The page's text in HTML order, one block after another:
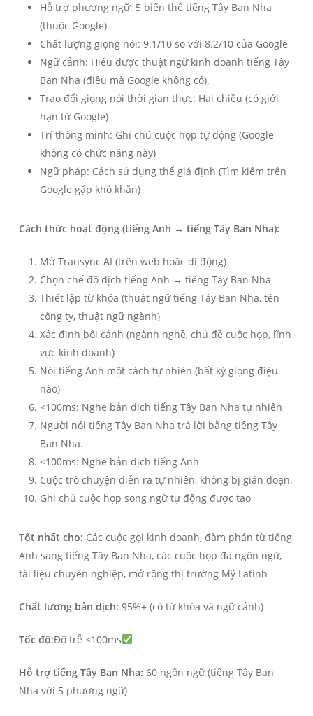
Hỗ trợ phương ngữ: 5 biến thể tiếng Tây Ban Nha
(thuộc Google)
Chất lượng giọng nói: 9.1/10 so với 8.2/10 của Google
Ngữ cảnh: Hiểu được thuật ngữ kinh doanh tiếng Tây
Ban Nha (điều mà Google không có).
Trao đổi giọng nói thời gian thực: Hai chiều (có giới
hạn từ Google)
Trí thông minh: Ghi chú cuộc họp tự động (Google
không có chức năng này)
Ngữ pháp: Cách sử dụng thể giả định (Tìm kiếm trên
Google gặp khó khăn)
Cách thức hoạt động (tiếng Anh → tiếng Tây Ban Nha):
Mở Transync AI (trên web hoặc di động)
Chọn chế độ dịch tiếng Anh → tiếng Tây Ban Nha
Thiết lập từ khóa (thuật ngữ tiếng Tây Ban Nha, tên
công ty, thuật ngữ ngành)
Xác định bối cảnh (ngành nghề, chủ đề cuộc họp, lĩnh
vực kinh doanh)
Nói tiếng Anh một cách tự nhiên (bất kỳ giọng điệu
nào)
<100ms: Nghe bản dịch tiếng Tây Ban Nha tự nhiên
Người nói tiếng Tây Ban Nha trả lời bằng tiếng Tây
Ban Nha.
<100ms: Nghe bản dịch tiếng Anh
Cuộc trò chuyện diễn ra tự nhiên, không bị gián đoạn.
Ghi chú cuộc họp song ngữ tự động được tạo
Tốt nhất cho: Các cuộc gọi kinh doanh, đàm phán từ tiếng
Anh sang tiếng Tây Ban Nha, các cuộc họp đa ngôn ngữ,
tài liệu chuyên nghiệp, mở rộng thị trường Mỹ Latinh
Chất lượng bản dịch: 95%+ (có từ khóa và ngữ cảnh)
Tốc độ:Độ trễ <100ms
Hỗ trợ tiếng Tây Ban Nha: 60 ngôn ngữ (tiếng Tây Ban
Nha với 5 phương ngữ)